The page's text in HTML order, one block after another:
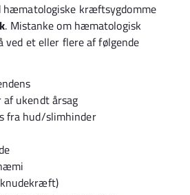
hæmatologiske kræftsygdomme
. Mistanke om hæmatologisk
et eller flere af følgende
af ukendt årsag
fra hud/slimhinder